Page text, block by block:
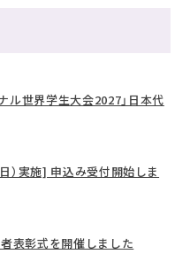
ル世界学生大会2027」日本代
）実施] 申込み受付開始しま
表彰式を開催しました